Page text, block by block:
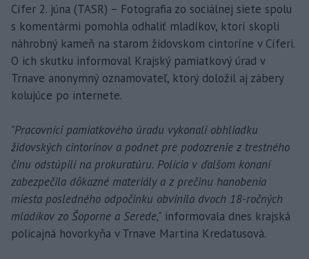
Cífer 2. júna (TASR) – Fotografia zo sociálnej siete spolu
s komentármi pomohla odhaliť mladíkov, ktorí skopli
náhrobný kameň na starom židovskom cintoríne v Cíferi.
O ich skutku informoval Krajský pamiatkový úrad v
Trnave anonymný oznamovateľ, ktorý doložil aj zábery
kolujúce po internete.
"Pracovníci pamiatkového úradu vykonali obhliadku
židovských cintorínov a podnet pre podozrenie z trestného
činu odstúpili na prokuratúru. Polícia v ďalšom konaní
zabezpečila dôkazné materiály a z prečinu hanobenia
miesta posledného odpočinku obvinila dvoch 18-ročných
mladíkov zo Šoporne a Serede," informovala dnes krajská
policajná hovorkyňa v Trnave Martina Kredatusová.